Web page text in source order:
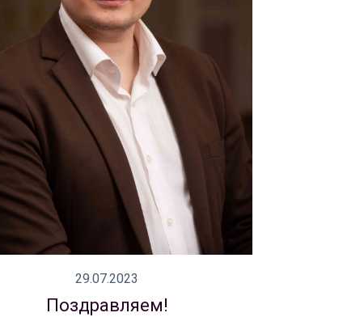
29.07.2023
Поздравляем!